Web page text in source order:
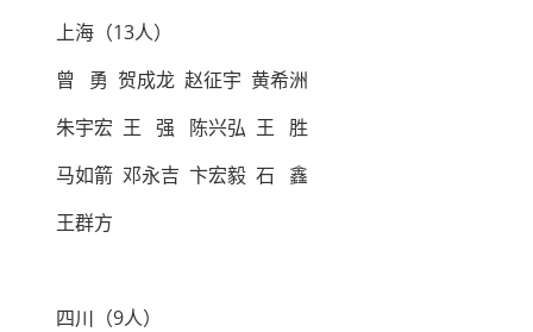
上海（13人）
曾 勇 贺成龙 赵征宇 黄希洲
朱宇宏 王 强 陈兴弘 王 胜
马如箭 邓永吉 卞宏毅 石 鑫
王群方
四川（9人）